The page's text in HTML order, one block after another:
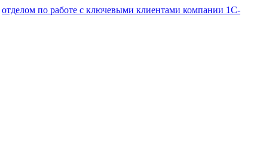
отделом по работе с ключевыми клиентами компании 1С-